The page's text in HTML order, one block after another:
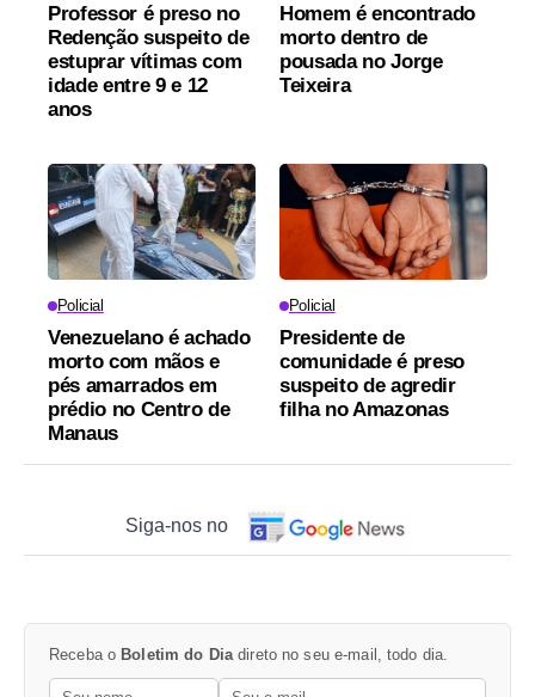
Professor é preso no
Redenção suspeito de
estuprar vítimas com
idade entre 9 e 12
anos
Homem é encontrado
morto dentro de
pousada no Jorge
Teixeira
Policial
Venezuelano é achado
morto com mãos e
pés amarrados em
prédio no Centro de
Manaus
Policial
Presidente de
comunidade é preso
suspeito de agredir
filha no Amazonas
Siga-nos no
Receba o Boletim do Diadireto no seu e-mail, todo dia.